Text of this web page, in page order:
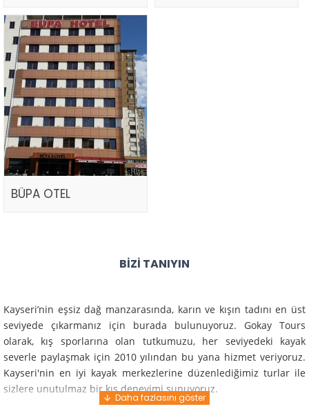
BÜPA OTEL
BIZI TANIYIN
Kayseri’nin eşsiz dağ manzarasında, karın ve kışın tadını en üst
seviyede çıkarmanız için burada bulunuyoruz. Gokay Tours
olarak, kış sporlarına olan tutkumuzu, her seviyedeki kayak
severle paylaşmak için 2010 yılından bu yana hizmet veriyoruz.
Kayseri'nin en iyi kayak merkezlerine düzenlediğimiz turlar ile
sizlere unutulmaz bir kış deneyimi sunuyoruz.